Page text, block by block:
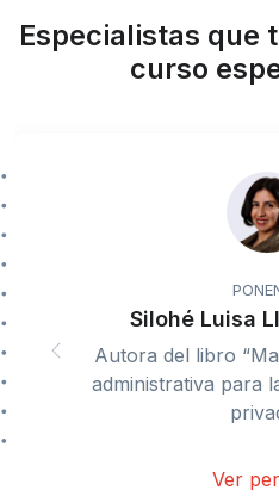
Especialistas que
curso
Silohé Luisa
Autora del libro
administrativa para
Ver